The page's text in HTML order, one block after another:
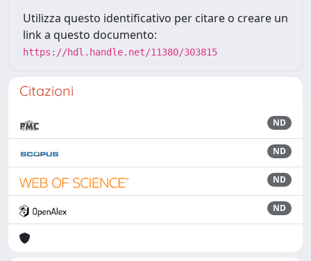
Utilizza questo identificativo per citare o creare un
link a questo documento:
https://hdl.handle.net/11380/303815
Citazioni
ND
ND
ND
ND